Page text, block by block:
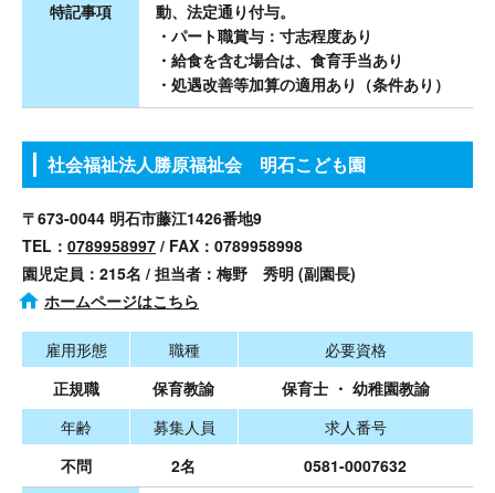
特記事項
動、法定通り付与。
・パート職賞与：寸志程度あり
・給食を含む場合は、食育手当あり
・処遇改善等加算の適用あり（条件あり）
社会福祉法人勝原福祉会 明石こども園
〒673-0044 明石市藤江1426番地9
TEL： 0789958997 / FAX：0789958998
園児定員：215名 / 担当者：梅野 秀明 (副園長)
ホームページはこちら
雇用形態 職種
必要資格
正規職
保育教諭
保育士 ・ 幼稚園教諭
年齢
募集人員
求人番号
不問
2名 0581-0007632